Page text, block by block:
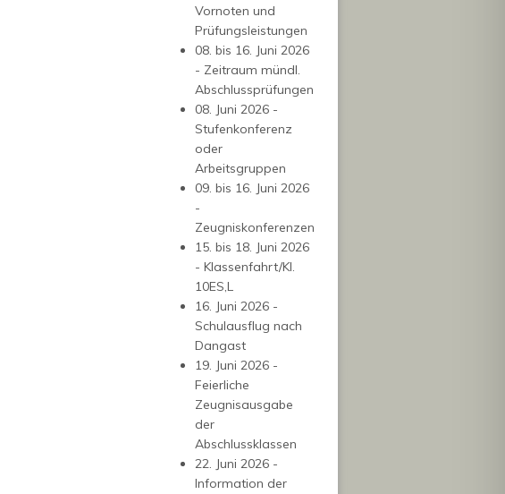
Vornoten und
Prüfungsleistungen
08. bis 16. Juni 2026
- Zeitraum mündl.
Abschlussprüfungen
08. Juni 2026 -
Stufenkonferenz
oder
Arbeitsgruppen
09. bis 16. Juni 2026
-
Zeugniskonferenzen
15. bis 18. Juni 2026
- Klassenfahrt/Kl.
10ES,L
16. Juni 2026 -
Schulausflug nach
Dangast
19. Juni 2026 -
Feierliche
Zeugnisausgabe
der
Abschlussklassen
22. Juni 2026 -
Information der